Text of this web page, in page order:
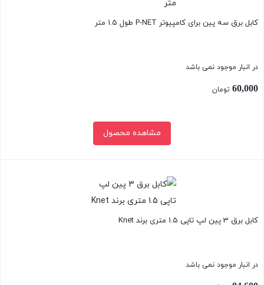
کابل برق سه پین برای کامپیوتر P-NET طول 1.5 متر
در انبار موجود نمی باشد
60,000 تومان
مشاهده محصول
کابل برق 3 پین لپ تاپی 1.5 متری برند Knet
در انبار موجود نمی باشد